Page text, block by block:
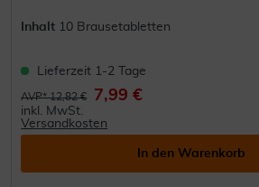
Inhalt 10 Brausetabletten
Lieferzeit 1-2 Tage
AVP* 12,82 € 7,99 €
inkl. MwSt.
Versandkosten
In den Warenkorb